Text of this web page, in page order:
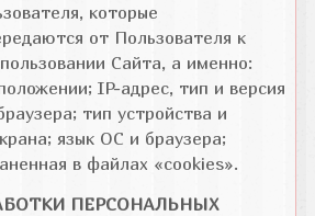
которые
от Пользователя к
Сайта, а именно:
IP-адрес, тип и версия
тип устройства и
язык ОС и браузера;
в файлах «cookies».
ПЕРСОНАЛЬНЫХ